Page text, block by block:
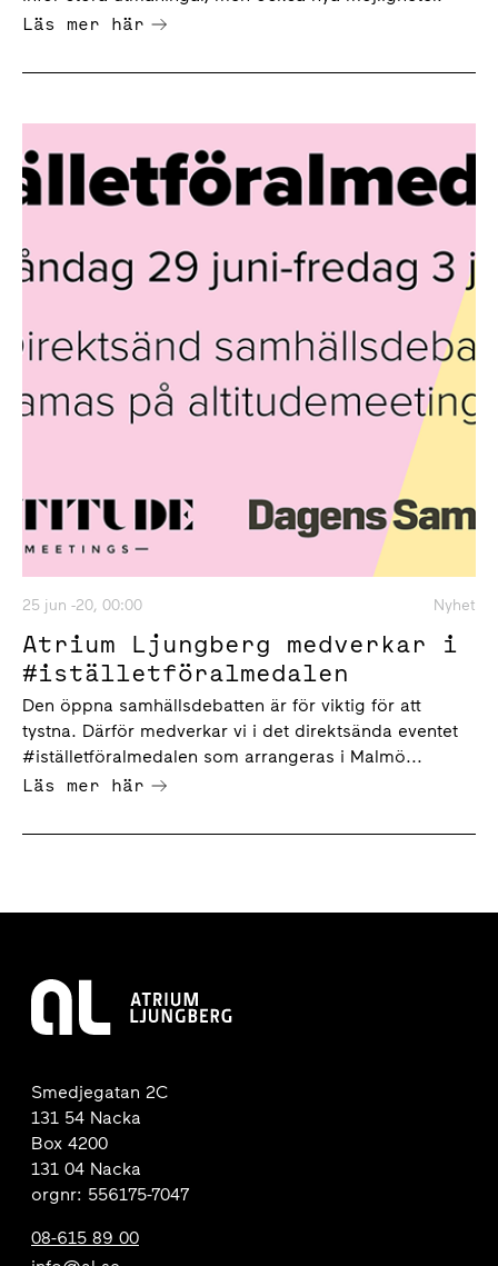
Läs mer här
25 jun -20, 00:00 Nyhet
Atrium Ljungberg medverkar i
#iställetföralmedalen
Den öppna samhällsdebatten är för viktig för att
tystna. Därför medverkar vi i det direktsända eventet
#iställetföralmedalen som arrangeras i Malmö...
Läs mer här
Smedjegatan 2C
131 54 Nacka
Box 4200
131 04 Nacka
orgnr: 556175-7047
08-615 89 00